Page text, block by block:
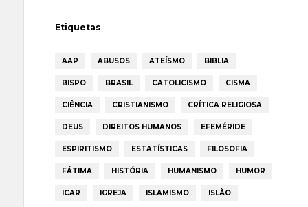
Etiquetas
AAP ABUSOS ATEÍSMO BIBLIA
BISPO BRASIL CATOLICISMO CISMA
CIÊNCIA CRISTIANISMO CRÍTICA RELIGIOSA
DEUS DIREITOS HUMANOS EFEMÉRIDE
ESPIRITISMO ESTATÍSTICAS FILOSOFIA
FÁTIMA HISTÓRIA HUMANISMO HUMOR
ICAR IGREJA ISLAMISMO ISLÃO